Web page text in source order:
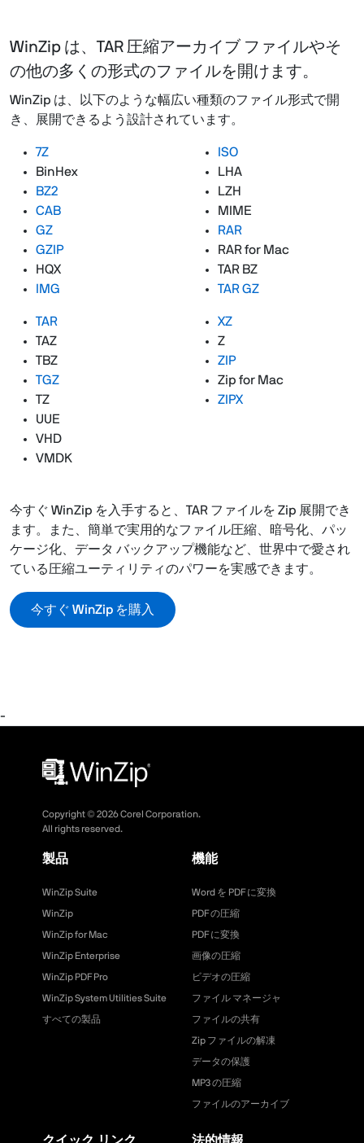
WinZip は、TAR 圧縮アーカイブ ファイルやそ
の他の多くの形式のファイルを開けます。
WinZip は、以下のような幅広い種類のファイル形式で開
き、展開できるよう設計されています。
7Z
BinHex
BZ2
CAB
GZ
GZIP
HQX
IMG
ISO
LHA
LZH
MIME
RAR
RAR for Mac
TAR BZ
TAR GZ
TAR
TAZ
TBZ
TGZ
TZ
UUE
VHD
VMDK
XZ
Z
ZIP
Zip for Mac
ZIPX
今すぐ WinZip を入手すると、TAR ファイルを Zip 展開でき
ます。また、簡単で実用的なファイル圧縮、暗号化、パッ
ケージ化、データ バックアップ機能など、世界中で愛され
ている圧縮ユーティリティのパワーを実感できます。
今すぐ WinZip を購入
-
Copyright © 2026Corel Corporation.
All rights reserved.
製品
WinZip Suite
WinZip
WinZip for Mac
WinZip Enterprise
WinZip PDF Pro
WinZip System Utilities Suite
すべての製品
機能
Word を PDF に変換
PDF の圧縮
PDF に変換
画像の圧縮
ビデオの圧縮
ファイル マネージャ
ファイルの共有
Zip ファイルの解凍
データの保護
MP3 の圧縮
ファイルのアーカイブ